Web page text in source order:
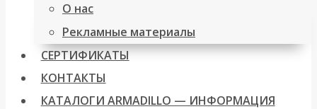
О нас
Рекламные материалы
СЕРТИФИКАТЫ
КОНТАКТЫ
КАТАЛОГИ ARMADILLO — ИНФОРМАЦИЯ